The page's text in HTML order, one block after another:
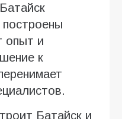
построены
опыт и
к
Батайск и